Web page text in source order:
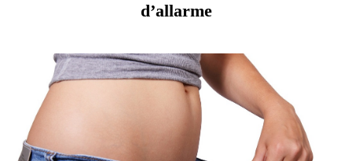
d’allarme